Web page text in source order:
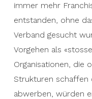
immer mehr
entstanden, ohne
Verband gesucht
Vorgehen als
Organisationen, die
Strukturen schaffen
abwerben, würden